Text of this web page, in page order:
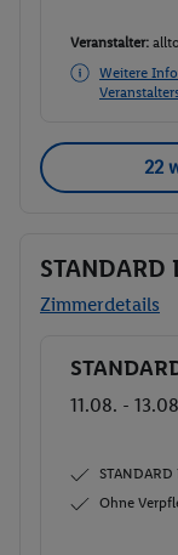
Veranstalter:
Weitere
22
STANDARD
Zimmerdetails
Buchen
11.08. -
STANDARD
Ohne